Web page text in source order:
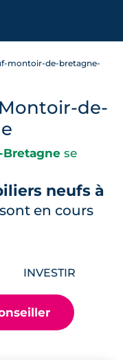
montoir-de-bretagne-
de-
se
neufs à
sont en cours
INVESTIR